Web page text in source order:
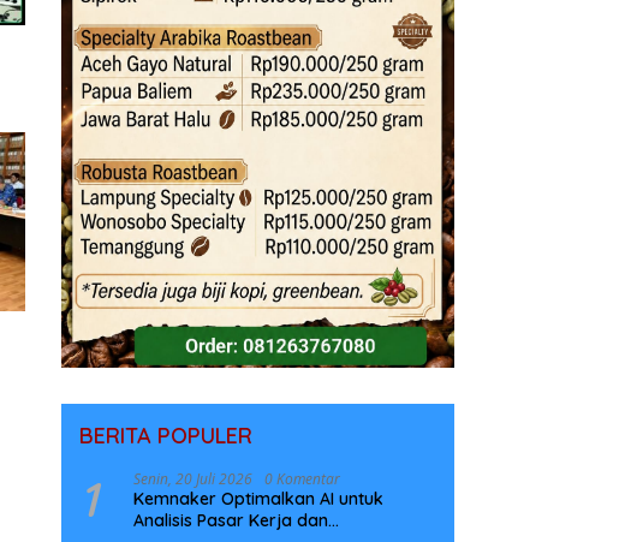
BERITA POPULER
1 Senin, 20 Juli 2026 0 Komentar
Kemnaker Optimalkan AI untuk
Analisis Pasar Kerja dan